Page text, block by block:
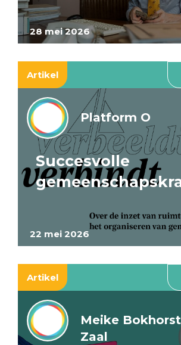
28 mei 2026
Artikel
22 mei 2026
Platform O
Succesvolle
Artikel
Meike
Zaal